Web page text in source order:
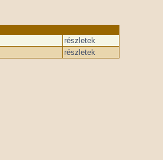
részletek
részletek